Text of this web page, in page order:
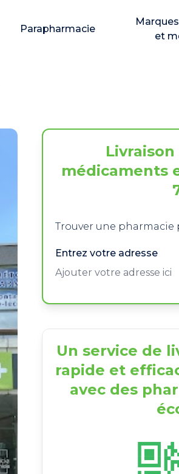
Parapharmacie
et
médicaments
Trouver une pharmacie
Entrez votre adresse
Un service de
rapide et
avec des